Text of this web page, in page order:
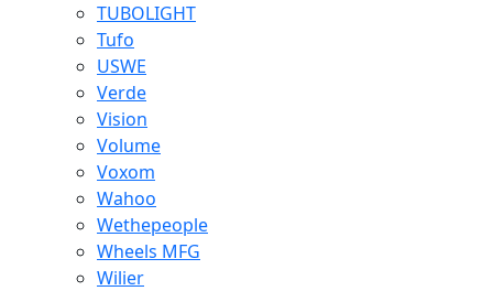
TUBOLIGHT
Tufo
USWE
Verde
Vision
Volume
Voxom
Wahoo
Wethepeople
Wheels MFG
Wilier